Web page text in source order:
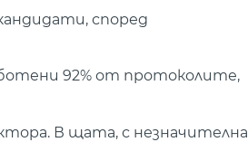
според
92% от протоколите,
В щата, с незначителна